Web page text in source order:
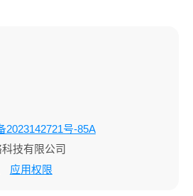
2023142721号-85A
技有限公司
应用权限